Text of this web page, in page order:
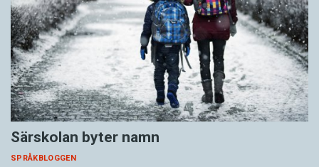
Särskolan byter namn
SPRÅKBLOGGEN